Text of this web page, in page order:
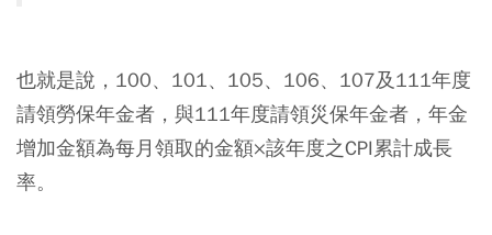
也就是說，100、101、105、106、107及111年度
請領勞保年金者，與111年度請領災保年金者，年金
增加金額為每月領取的金額×該年度之CPI累計成長
率。